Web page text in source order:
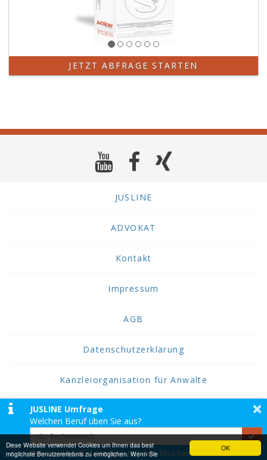
OK
Diese Website verwendet Cookies um Ihnen das best
möglichste Benutzererlebnis zu ermöglichen. Wenn Sie
JETZT ABFRAGE STARTEN
JUSLINE
ADVOKAT
Kontakt
Impressum
AGB
Datenschutzerklärung
Kanzleiorganisation für Anwälte
JUSLINE® ist eine Marke der ADVOKAT
Unternehmensberatung Greiter & Greiter GmbH.
×
JUSLINE Umfrage
Welchen Beruf üben Sie aus?
Beispiele: Selbstständiger Architekt, Mitarbeiter einer